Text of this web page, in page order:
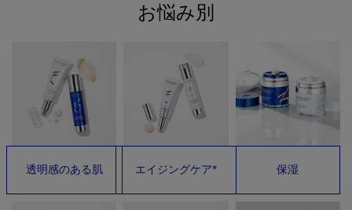
お悩み別
透明感のある肌 エイジングケア* 保湿